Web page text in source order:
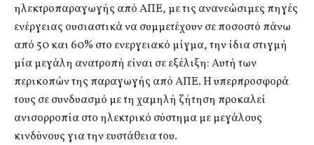
ηλεκτροπαραγωγής από ΑΠΕ, με τις ανανεώσιμες πηγές
ενέργειας ουσιαστικά να συμμετέχουν σε ποσοστό πάνω
από 50 και 60% στο ενεργειακό μίγμα, την ίδια στιγμή
μία μεγάλη ανατροπή είναι σε εξέλιξη: Αυτή των
περικοπών της παραγωγής από ΑΠΕ. Η υπερπροσφορά
τους σε συνδυασμό με τη χαμηλή ζήτηση προκαλεί
ανισορροπία στο ηλεκτρικό σύστημα με μεγάλους
κινδύνους για την ευστάθεια του.